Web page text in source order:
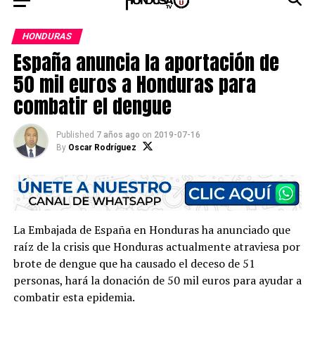
HONDURAS
España anuncia la aportación de
50 mil euros a Honduras para
combatir el dengue
Published 7 años ago on 2019-07-16
By Oscar Rodríguez
La Embajada de España en Honduras ha anunciado que
raíz de la crisis que Honduras actualmente atraviesa por
brote de dengue que ha causado el deceso de 51
personas, hará la donación de 50 mil euros para ayudar a
combatir esta epidemia.